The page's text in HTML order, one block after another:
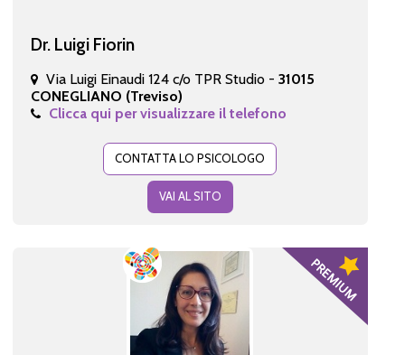
Dr. Luigi Fiorin
Via Luigi Einaudi 124 c/o TPR Studio - 31015
CONEGLIANO (Treviso)
Clicca qui per visualizzare il telefono
CONTATTA LO PSICOLOGO
VAI AL SITO